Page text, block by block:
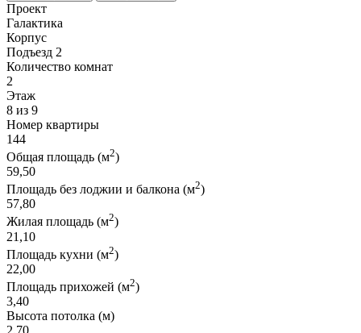
Проект
Галактика
Корпус
Подъезд 2
Количество комнат
2
Этаж
8 из 9
Номер квартиры
144
Общая площадь (м2)
59,50
Площадь без лоджии и балкона (м2)
57,80
Жилая площадь (м2)
21,10
Площадь кухни (м2)
22,00
Площадь прихожей (м2)
3,40
Высота потолка (м)